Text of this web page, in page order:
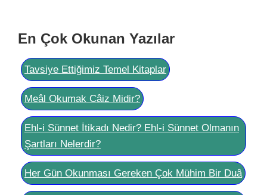
En Çok Okunan Yazılar
Tavsiye Ettiğimiz Temel Kitaplar
Meâl Okumak Câiz Midir?
Ehl-i Sünnet İtikadı Nedir? Ehl-i Sünnet Olmanın
Şartları Nelerdir?
Her Gün Okunması Gereken Çok Mühim Bir Duâ